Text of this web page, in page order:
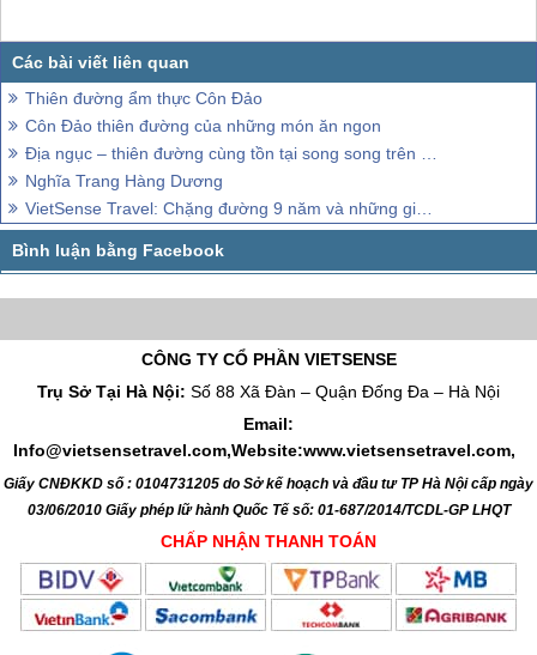
Thiên đường ẩm thực Côn Đảo
Côn Đảo thiên đường của những món ăn ngon
Địa ngục – thiên đường cùng tồn tại song song trên Côn Đảo
Nghĩa Trang Hàng Dương
VietSense Travel: Chặng đường 9 năm và những giải thưởng danh giá
CÔNG TY CỔ PHẦN VIETSENSE
Trụ Sở Tại Hà Nội: Số 88 Xã Đàn – Quận Đống Đa – Hà Nội
Email:
Info@vietsensetravel.com,Website:www.vietsensetravel.com,
Giấy CNĐKKD số : 0104731205 do Sở kế hoạch và đầu tư TP Hà Nội cấp ngày
03/06/2010 Giấy phép lữ hành Quốc Tế số: 01-687/2014/TCDL-GP LHQT
CHẤP NHẬN THANH TOÁN